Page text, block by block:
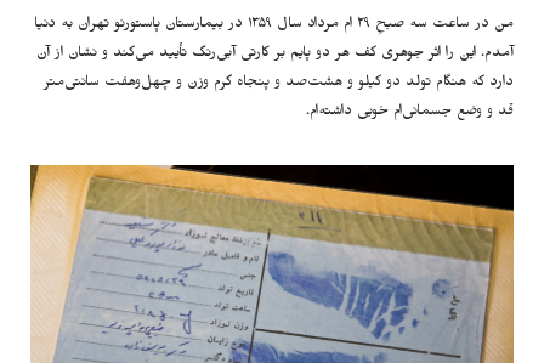
من در ساعت سه صبحِ ۲۹ ام مرداد سال ۱۳۵۹ در بیمارستان پاستورنو تهران به دنیا
آمدم. این را اثر جوهری کف هر دو پایم بر کارتی آبی‌رنگ تأیید می‌کند و نشان از آن
دارد که هنگام تولد دو کیلو و هشت‌صد و پنجاه گرم وزن و چهل‌وهفت سانتی‌متر
قد و وضع جسمانی‌ام خوبی داشته‌ام.